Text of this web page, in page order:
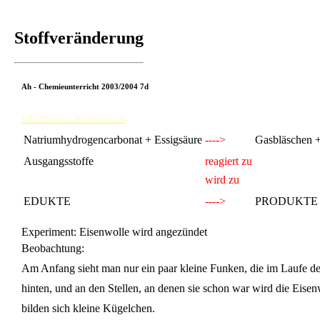
Stoffveränderung
Ah - Chemieunterricht 2003/2004 7d
Chemische Reaktionen
Natriumhydrogencarbonat + Essigsäure ---->
Gasbläschen
Ausgangsstoffe
reagiert zu
wird zu
EDUKTE
----> PRODUKTE
Experiment: Eisenwolle wird angezündet
Beobachtung:
Am Anfang sieht man nur ein paar kleine Funken, die im Laufe
hinten, und an den Stellen, an denen sie schon war wird die
bilden sich kleine Kügelchen.